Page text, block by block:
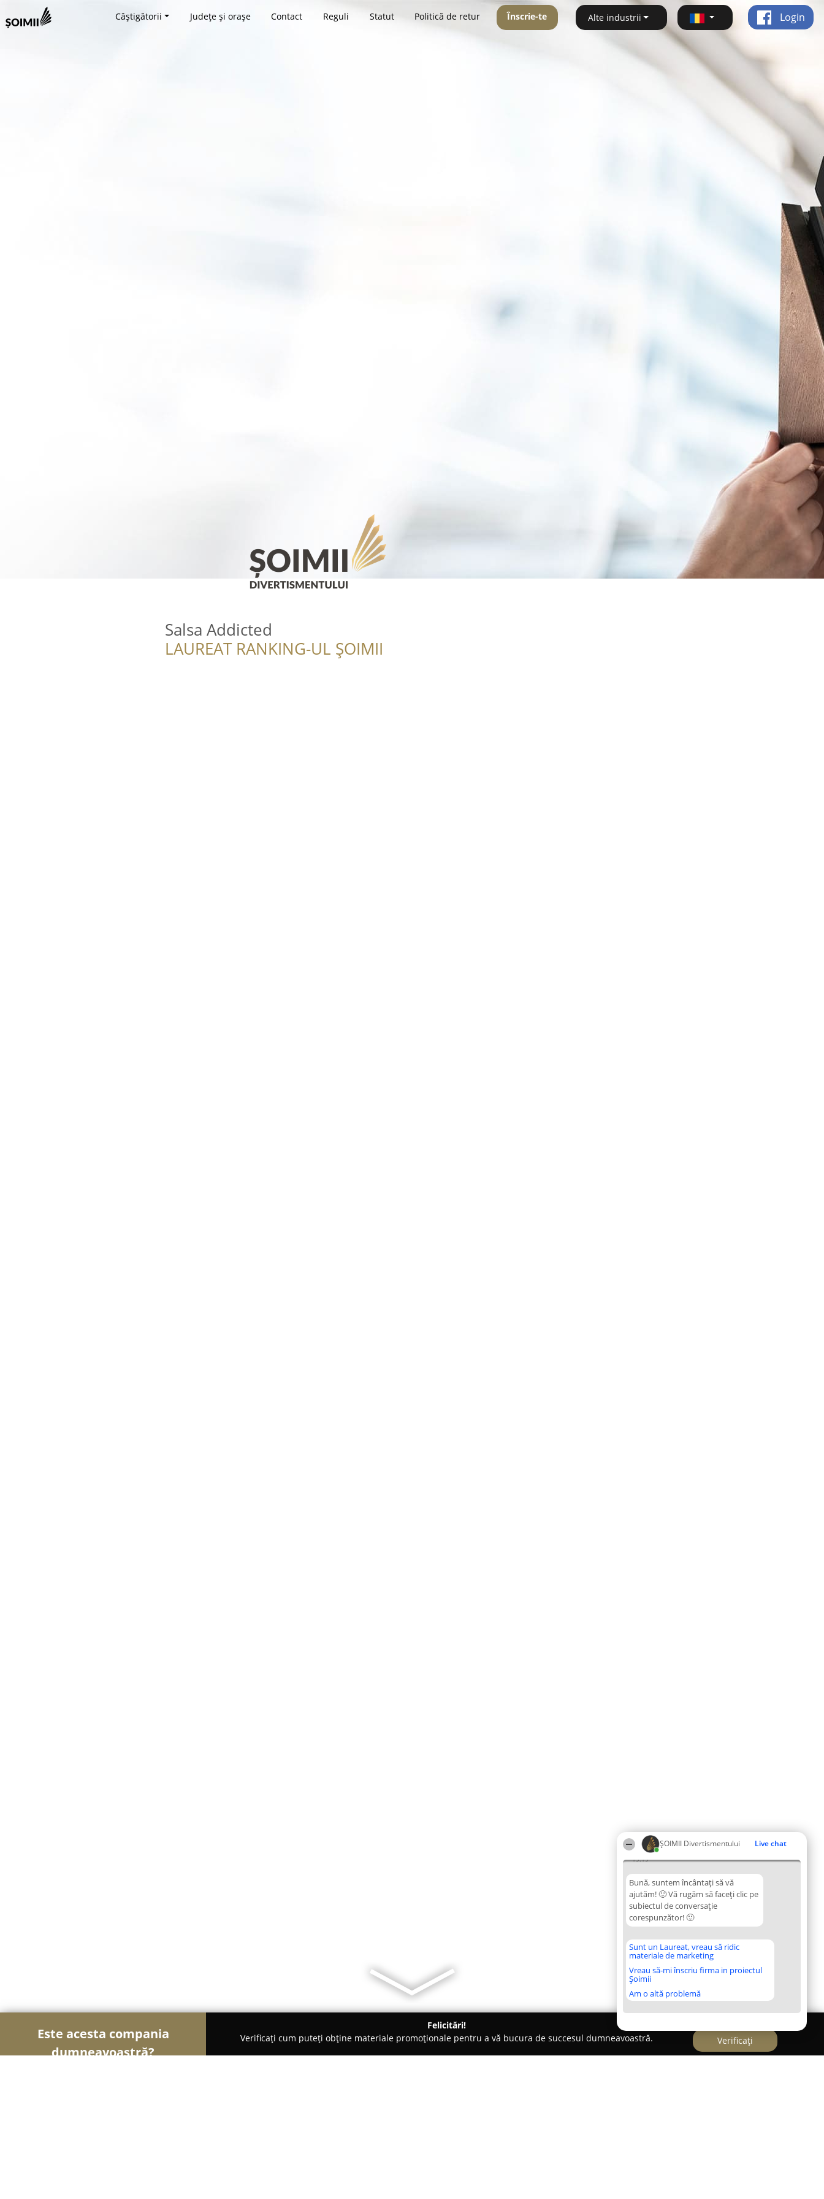
ŞOIMII Divertismentului Live chat
19:19
Bună, suntem încântați să vă
ajutăm! 🙂 Vă rugăm să faceți clic pe
subiectul de conversație
corespunzător! 🙂
Sunt un Laureat, vreau să ridic
materiale de marketing
Vreau să-mi înscriu firma in proiectul
Șoimii
Am o altă problemă
Câștigătorii Județe și orașe Contact Reguli Statut Politică de retur Înscrie-te Alte industrii Login
Salsa Addicted
LAUREAT RANKING-UL ȘOIMII
Este acesta compania
dumneavoastră?
Felicitări!
Verificați cum puteți obține materiale promoționale pentru a vă bucura de succesul dumneavoastră.
Verificați